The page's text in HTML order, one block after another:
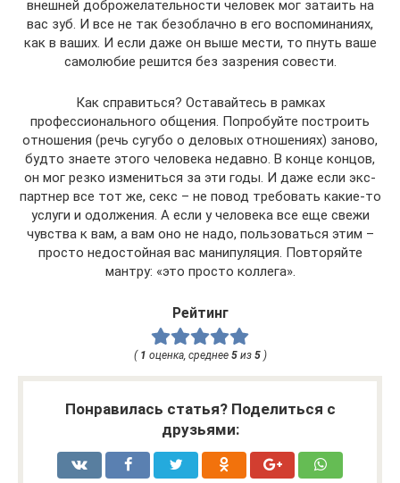
внешней доброжелательности человек мог затаить на
вас зуб. И все не так безоблачно в его воспоминаниях,
как в ваших. И если даже он выше мести, то пнуть ваше
самолюбие решится без зазрения совести.
Как справиться? Оставайтесь в рамках
профессионального общения. Попробуйте построить
отношения (речь сугубо о деловых отношениях) заново,
будто знаете этого человека недавно. В конце концов,
он мог резко измениться за эти годы. И даже если экс-
партнер все тот же, секс – не повод требовать какие-то
услуги и одолжения. А если у человека все еще свежи
чувства к вам, а вам оно не надо, пользоваться этим –
просто недостойная вас манипуляция. Повторяйте
мантру: «это просто коллега».
Рейтинг
( 1 оценка, среднее 5из 5)
Понравилась статья? Поделиться с
друзьями: